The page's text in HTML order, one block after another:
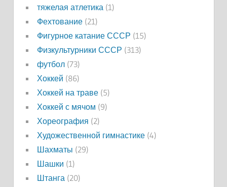
тяжелая атлетика (1)
Фехтование(21)
Фигурное катание СССР (15)
Физкультурники СССР (313)
футбол(73)
Хоккей (86)
Хоккей на траве(5)
Хоккей с мячом (9)
Хореография (2)
Художественной гимнастике(4)
Шахматы (29)
Шашки (1)
Штанга (20)